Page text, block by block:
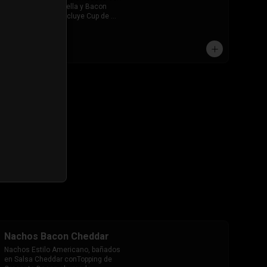
Extra queso Mozarella y Bacon
ahumado Crispy. Incluye Cup de
Nachos Bacon Cheddar
Nachos Estilo Americano, bañados
en Salsa Cheddar conTopping de